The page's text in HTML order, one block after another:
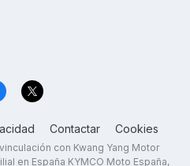
Contactar Cookies
con Kwang Yang Motor
en España KYMCO Moto España,